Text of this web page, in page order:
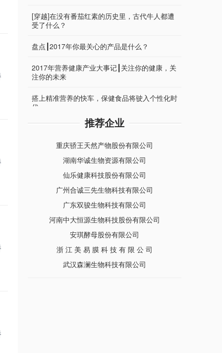
受了什么？
注你的未来
代
糖也能让人上瘾？那糖尿病怎么办？
发酵是门艺术，不仅仅是乳制品
功能食品寻找“独角兽”之旅|2018功能原料创新
与中国大健康产业可持续发展论坛日程
2018功能原料创新与中国大健康产业可持续发
展论坛最终日程
脂质营养，健康产业“和谐号”的新动力
岩藻多糖之【应用篇】：西方内服，东方外用
[穿越]在没有番茄红素的历史里，古代牛人都遭
推荐企业
重庆骄王天然产物股份有限公司
湖南华诚生物资源有限公司
仙乐健康科技股份有限公司
广州合诚三先生物科技有限公司
广东双骏生物科技有限公司
河南中大恒源生物科技股份有限公司
安琪酵母股份有限公司
浙 江 美 易 膜 科 技 有 限 公 司
武汉森澜生物科技有限公司